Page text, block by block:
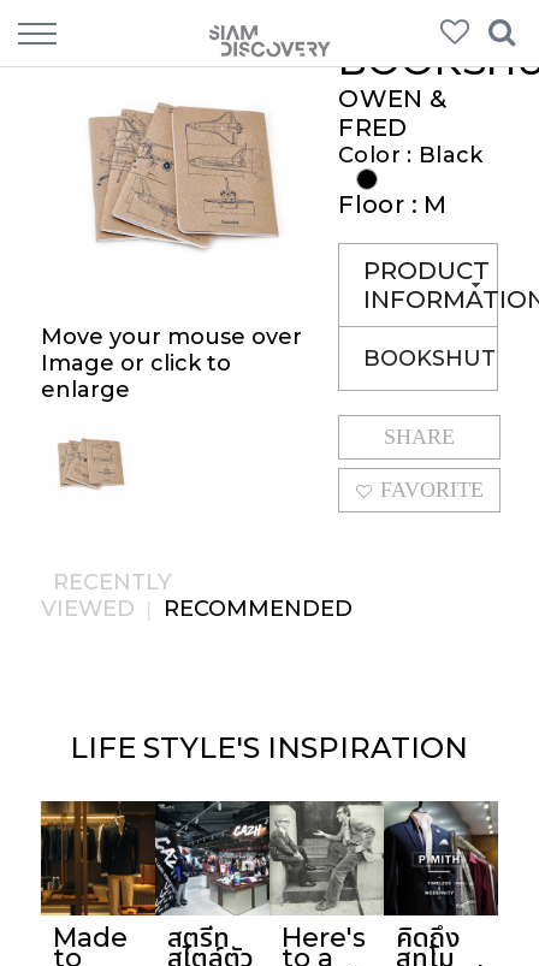
Move your mouse over
Image or click to
enlarge
OWEN &
FRED
Color : Black
Floor : M
PRODUCT
BOOKSHUTTLE
SHARE
FAVORITE
RECENTLY
VIEWED | RECOMMENDED
LIFE STYLE'S INSPIRATION
Made
to
สตรีท
สไตล์ตัว
Here's
to a
คิดถึง
สูทโม